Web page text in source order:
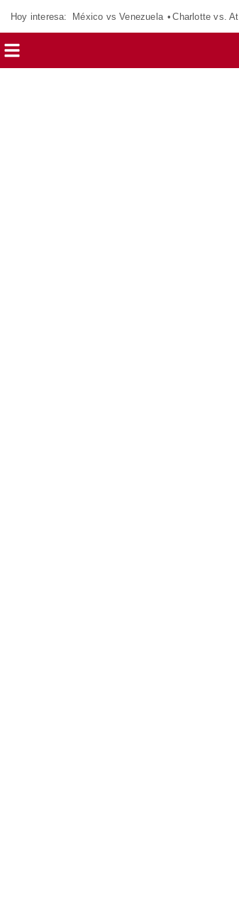
Hoy interesa: México vs Venezuela Charlotte vs.